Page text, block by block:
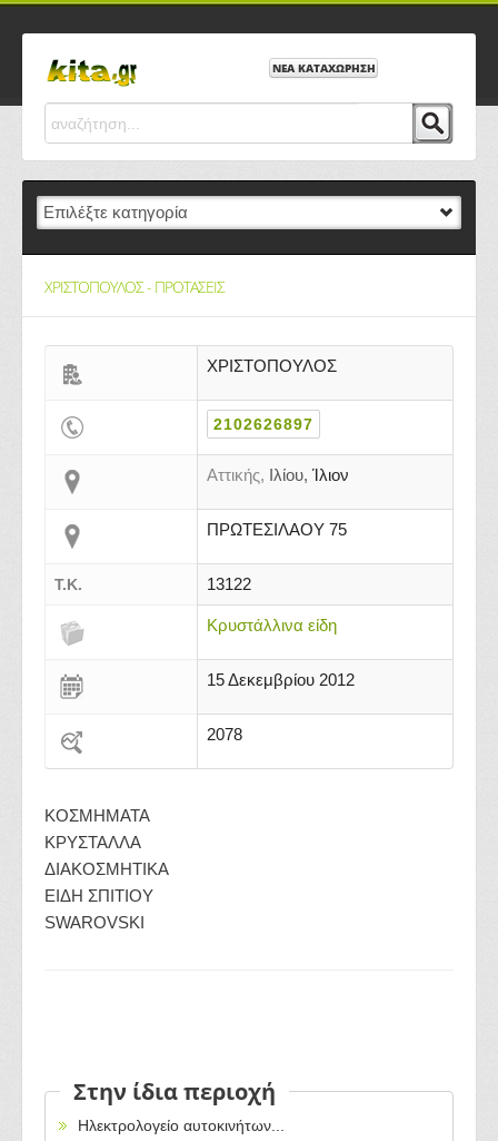
ΝΕΑ ΚΑΤΑΧΩΡΗΣΗ
ΧΡΙΣΤΟΠΟΥΛΟΣ - ΠΡΟΤΑΣΕΙΣ
ΧΡΙΣΤΟΠΟΥΛΟΣ
2102626897
Αττικής, Ιλίου, Ίλιον
ΠΡΩΤΕΣΙΛΑΟΥ 75
Τ.Κ. 13122
Κρυστάλλινα είδη
15 Δεκεμβρίου 2012
2078
ΚΟΣΜΗΜΑΤΑ
ΚΡΥΣΤΑΛΛΑ
ΔΙΑΚΟΣΜΗΤΙΚΑ
ΕΙΔΗ ΣΠΙΤΙΟΥ
SWAROVSKI
Στην ίδια περιοχή
Ηλεκτρολογείο αυτοκινήτων...